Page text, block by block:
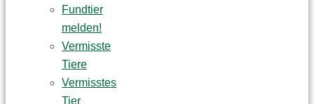
Fundtier
melden!
Vermisste
Tiere
Vermisstes
Tier